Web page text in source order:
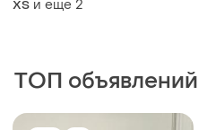
ХS и еще 2
ТОП объявлений